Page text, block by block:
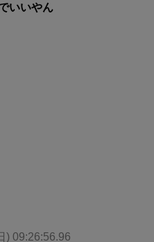
いいやん
) 09:26:56.96